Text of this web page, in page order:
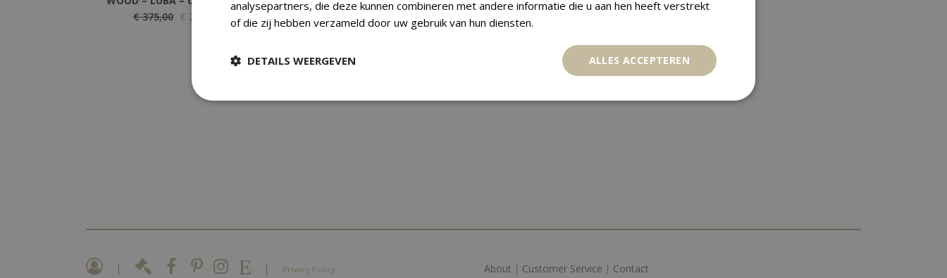
€375,00 Original
€ 275,00
Current
| | Privacy Policy About | Customer Service | Contact
analysepartners, die deze kunnen combineren met andere informatie die u aan hen heeft verstrekt
of die zij hebben verzameld door uw gebruik van hun diensten.
ALLES ACCEPTEREN
DETAILS WEERGEVEN